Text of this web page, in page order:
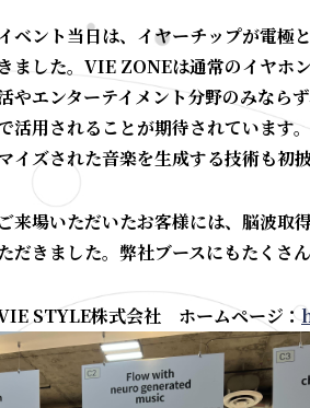
ベント当日は、イヤーチップが電極
きました。VIE ZONEは通常のイヤホ
やエンターテイメント分野のみなら
活用されることが期待されています
イズされた音楽を生成する技術も初披
ご来場いただいたお客様には、脳波取
だきました。弊社ブースにもたくさ
STYLE株式会社 ホームページ：